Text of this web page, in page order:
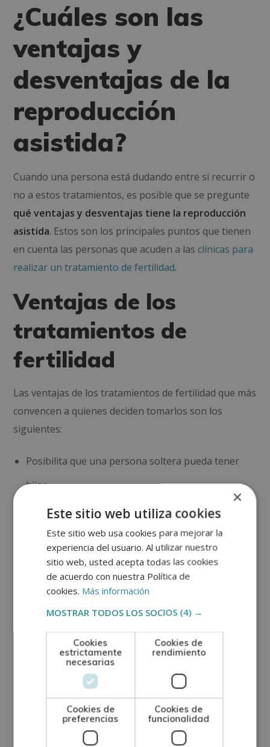
¿Cuáles son las
ventajas y
desventajas de la
reproducción
asistida?
Cuando una persona está dudando entre si recurrir o
no a estos tratamientos, es posible que se pregunte
qué ventajas y desventajas tiene la reproducción
asistida. Estos son los principales puntos que tienen
en cuenta las personas que acuden a lasclínicas para
realizar un tratamiento de fertilidad.
Ventajas de los
tratamientos de
fertilidad
Las ventajas de los tratamientos de fertilidad que más
convencen a quienes deciden tomarlos son los
siguientes:
Posibilita que una persona soltera pueda tener
hijos.
Permiten tener hijos a pesar de contar con
problemas de fertilidad.
En algunos casosse puede evitar alguna
enfermedad de carácter hereditario
las necesidades de cada pareja.
Estos tratamientos cuentan con una tasa elevada
de éxito, y más en los últimos años, gracias a la
tecnología puntera que se utiliza para ello.
Permite a personas homosexuales tener hijos.
×
Este sitio web utiliza cookies
Este sitio web usa cookies para mejorar la
experiencia del usuario. Al utilizar nuestro
sitio web, usted acepta todas las cookies
de acuerdo con nuestra Política de
cookies. Más información
MOSTRAR TODOS LOS SOCIOS (4) →
Cookies
estrictamente
necesarias
Cookies de
rendimiento
Cookies de
preferencias
Cookies de
funcionalidad